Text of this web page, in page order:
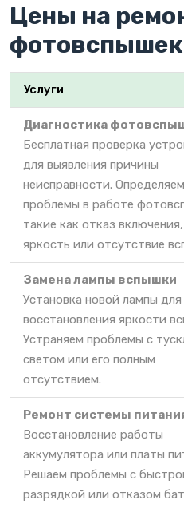
Цены на
Услуги
Диагностика
Бесплатная проверка
для выявления причины
неисправности. Определяем
проблемы в работе
такие как отказ
яркость или отсутствие
Замена лампы вспышки
Установка новой лампы для
восстановления яркости
Устраняем проблемы с
светом или его полным
отсутствием.
Ремонт системы
Восстановление работы
аккумулятора или платы
Решаем проблемы с
разрядкой или отказом